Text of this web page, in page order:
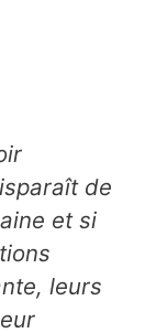
de
et si
leurs